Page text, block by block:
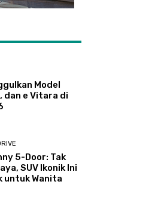
Model
dan e Vitara di
5-Door: Tak
SUV Ikonik Ini
untuk Wanita